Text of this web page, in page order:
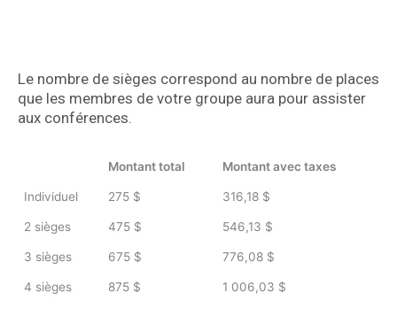
Le nombre de sièges correspond au nombre de places
que les membres de votre groupe aura pour assister
aux conférences.
Montant total Montant avec taxes
Individuel 275 $ 316,18 $
2 sièges 475 $ 546,13 $
3 sièges 675 $ 776,08 $
4 sièges 875 $ 1 006,03 $